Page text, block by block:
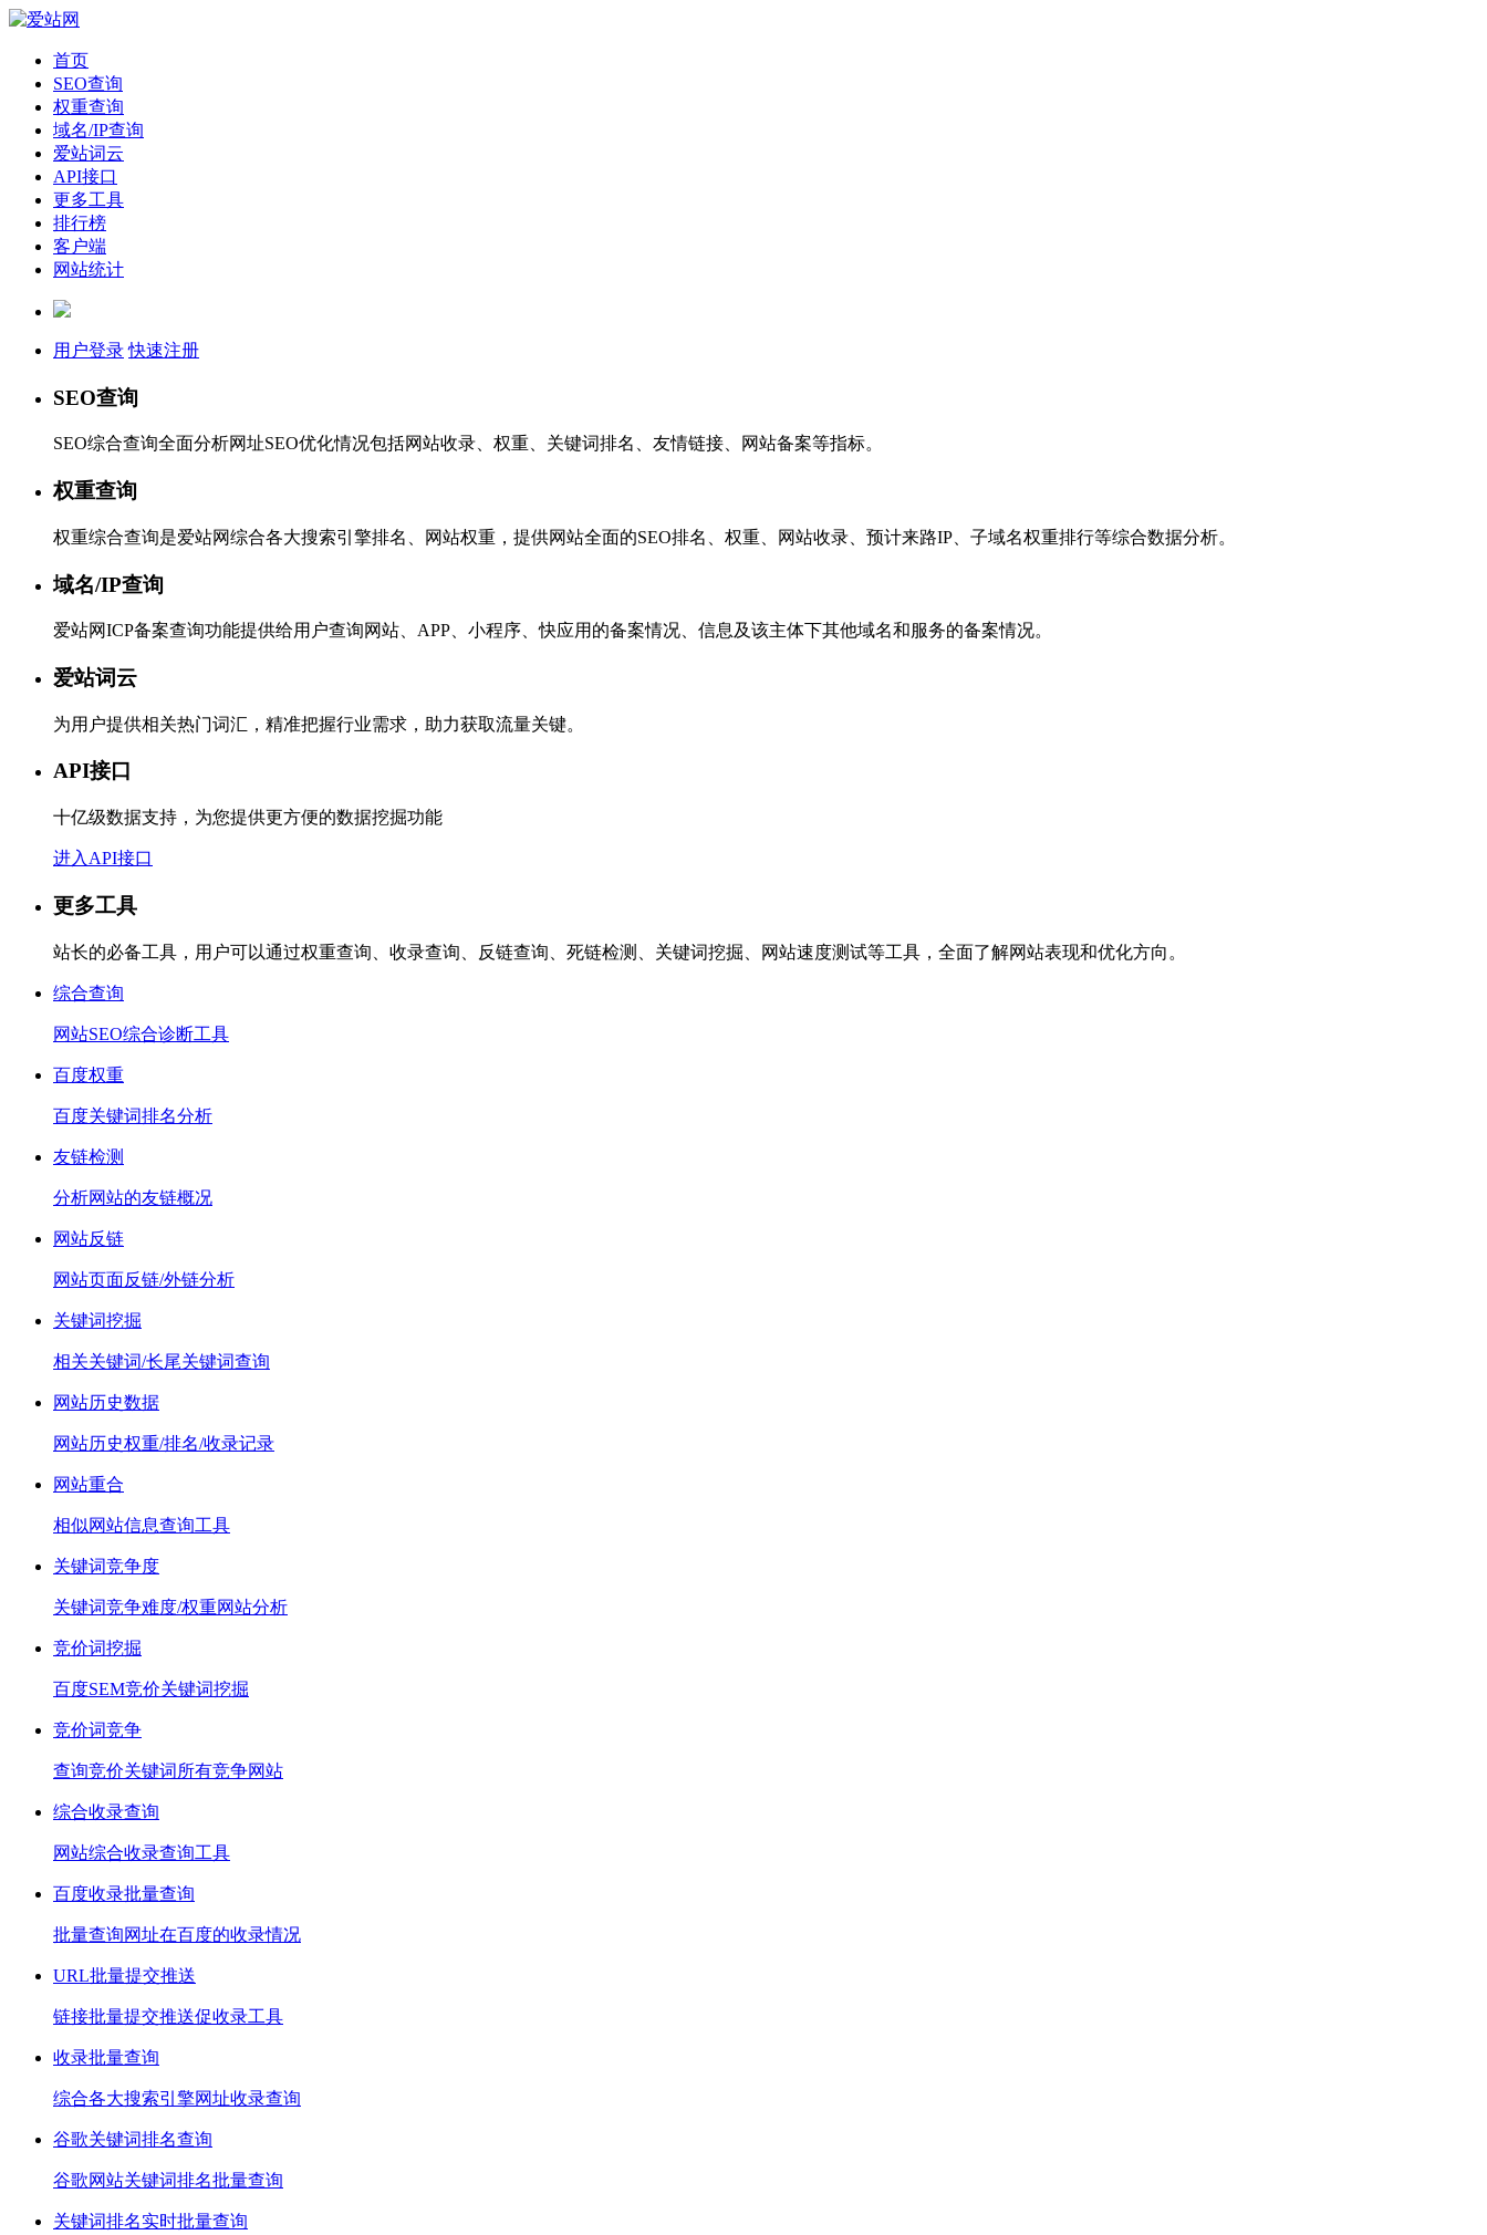
首页
SEO查询
权重查询
域名/IP查询
爱站词云
API接口
更多工具
排行榜
客户端
网站统计
用户登录 快速注册
SEO查询
SEO综合查询全面分析网址SEO优化情况包括网站收录、权重、关键词排名、友情链接、网站备案等指标。
权重查询
权重综合查询是爱站网综合各大搜索引擎排名、网站权重，提供网站全面的SEO排名、权重、网站收录、预计来路IP、子域名权重排行等综合数据分析。
域名/IP查询
爱站网ICP备案查询功能提供给用户查询网站、APP、小程序、快应用的备案情况、信息及该主体下其他域名和服务的备案情况。
爱站词云
为用户提供相关热门词汇，精准把握行业需求，助力获取流量关键。
API接口
十亿级数据支持，为您提供更方便的数据挖掘功能
进入API接口
更多工具
站长的必备工具，用户可以通过权重查询、收录查询、反链查询、死链检测、关键词挖掘、网站速度测试等工具，全面了解网站表现和优化方向。
综合查询
网站SEO综合诊断工具
百度权重
百度关键词排名分析
友链检测
分析网站的友链概况
网站反链
网站页面反链/外链分析
关键词挖掘
相关关键词/长尾关键词查询
网站历史数据
网站历史权重/排名/收录记录
网站重合
相似网站信息查询工具
关键词竞争度
关键词竞争难度/权重网站分析
竞价词挖掘
百度SEM竞价关键词挖掘
竞价词竞争
查询竞价关键词所有竞争网站
综合收录查询
网站综合收录查询工具
百度收录批量查询
批量查询网址在百度的收录情况
URL批量提交推送
链接批量提交推送促收录工具
收录批量查询
综合各大搜索引擎网址收录查询
谷歌关键词排名查询
谷歌网站关键词排名批量查询
关键词排名实时批量查询